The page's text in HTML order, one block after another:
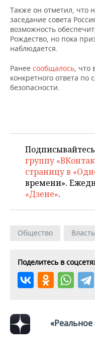
НЕФТЬ
ОПК
РОЗНИЧНАЯ
ТРАНСПОРТ
УСЛУГИ
НОВОСТИ
IT
МЕДИА
МЕРОПРИЯТИЯ
НОВОСТИ
ВЫЕЗДНАЯ
БИЗНЕС-БРАНЧИ
СПОРТ
НОВОСТИ СПОРТА
ФУТБОЛ
ВОЛЕЙБОЛ
КИБЕРСПОРТ
ФИГУРНОЕ КАТАНИЕ
ХОККЕЙ С МЯЧОМ
ОБЩЕСТВО
НОВОСТИ
ИСТОРИЯ
КУЛЬТУРА
МЕДИЦИНА
ПРОИСШЕСТВИЯ
ФОТОГАЛЕРЕЯ
СПИСОК ПЕРСОН
СПИСОК КОМПАНИЙ
ПОЛНАЯ ВЕРСИЯ
Также он отметил, что
заседание совета
возможность
Рождество, но пока
наблюдается.
Ранее сообщалось, что
конкретного ответа по
безопасности.
группу
страницу в
времени».
«Дзене».
Общество Власть
Поделитесь в